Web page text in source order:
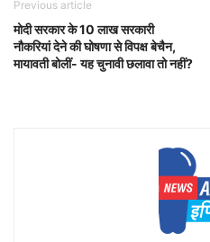
Previous article
मोदी सरकार के 10 लाख सरकारी
नौकरियां देने की घोषणा से विपक्ष बेचैन,
मायावती बोलीं- यह चुनावी छलावा तो नहीं?